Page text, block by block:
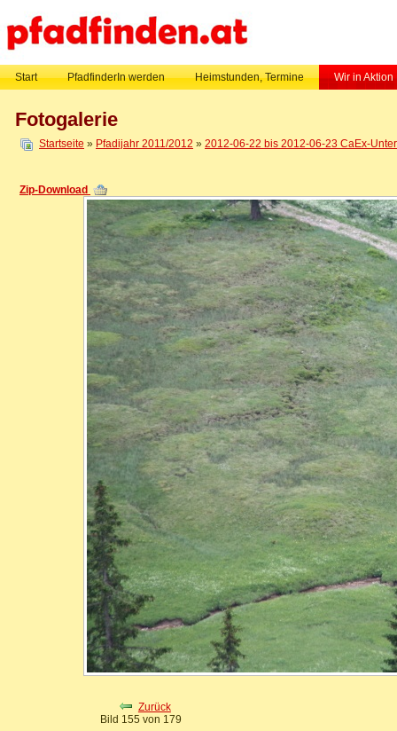
Start PfadfinderIn werden Heimstunden, Termine Wir in Aktion
Fotogalerie
Startseite » Pfadijahr 2011/2012 » 2012-06-22 bis 2012-06-23 CaEx-
Zip-Download
Zurück
Bild 155 von 179